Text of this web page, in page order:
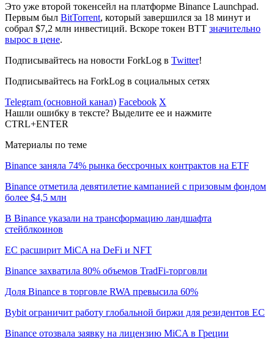
Это уже второй токенсейл на платформе Binance Launchpad.
Первым был BitTorrent, который завершился за 18 минут и
собрал $7,2 млн инвестиций. Вскоре токен BTT значительно
вырос в цене.
Подписывайтесь на новости ForkLog в Twitter!
Подписывайтесь на ForkLog в социальных сетях
Telegram (основной канал) Facebook X
Нашли ошибку в тексте? Выделите ее и нажмите
CTRL+ENTER
Материалы по теме
Binance заняла 74% рынка бессрочных контрактов на ETF
Binance отметила девятилетие кампанией с призовым фондом
более $4,5 млн
В Binance указали на трансформацию ландшафта
стейблкоинов
ЕС расширит MiCA на DeFi и NFT
Binance захватила 80% объемов TradFi-торговли
Доля Binance в торговле RWA превысила 60%
Bybit ограничит работу глобальной биржи для резидентов ЕС
Binance отозвала заявку на лицензию MiCA в Греции